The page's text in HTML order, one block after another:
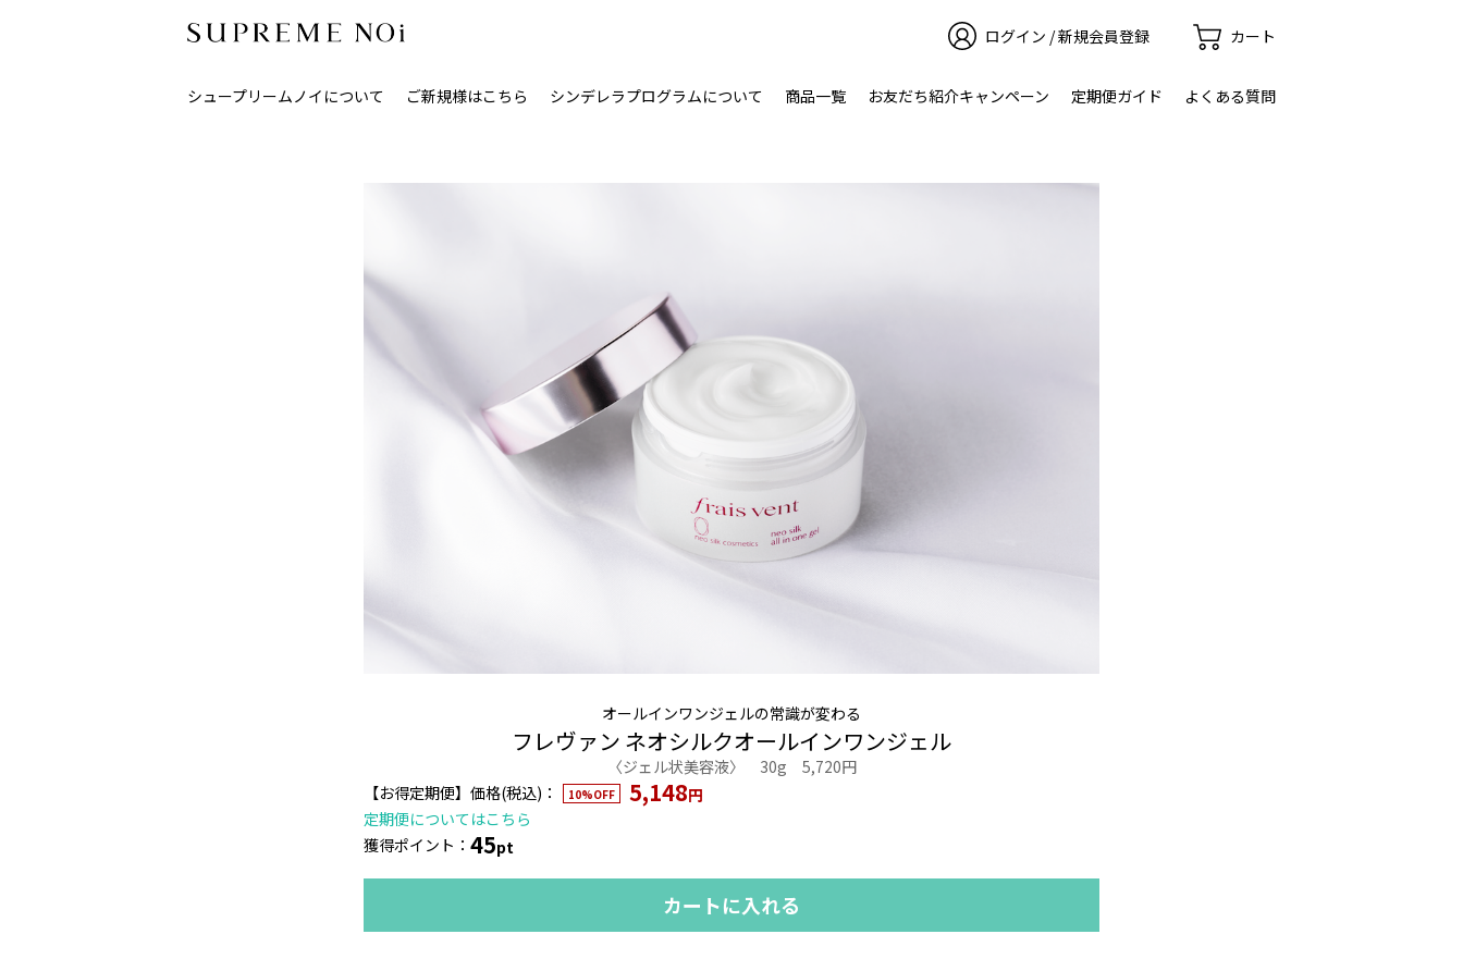
ログイン / 新規会員登録 カート
シュープリームノイについて ご新規様はこちら シンデレラプログラムについて 商品一覧 お友だち紹介キャンペーン 定期便ガイド よくある質問
オールインワンジェルの常識が変わる
フレヴァン ネオシルクオールインワンジェル
〈ジェル状美容液〉 30g 5,720円
【お得定期便】価格(税込)
10%OFF 5,148円
定期便についてはこちら
獲得ポイント
45pt
カートに入れる